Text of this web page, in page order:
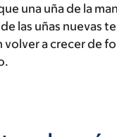
una uña de la
las uñas nuevas
volver a crecer de